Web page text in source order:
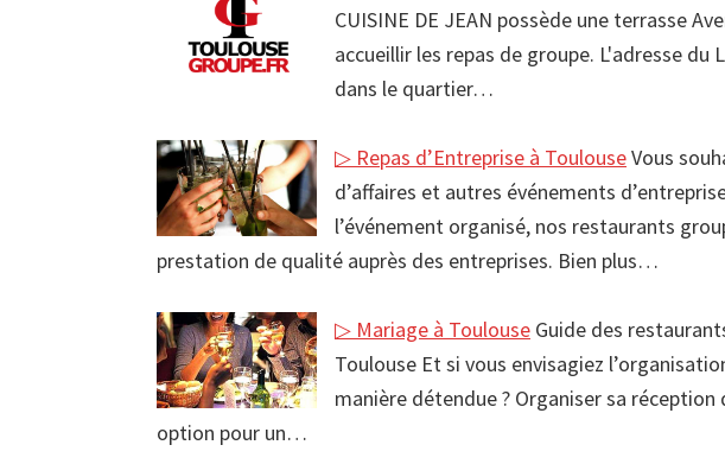
CUISINE DE JEAN possède une terrasse
accueillir les repas de groupe. L'adresse du
dans le quartier…
▷ Repas d’Entreprise à ToulouseVous
d’affaires et autres événements
l’événement organisé, nos restaurants
prestation de qualité auprès des entreprises. Bien plus…
▷ Mariage à Toulouse Guide des
Toulouse Et si vous envisagiez
manière détendue ? Organiser sa
option pour un…